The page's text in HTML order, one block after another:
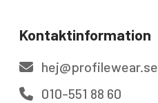
Kontaktinformation
hej@profilewear.se
010-551 88 60